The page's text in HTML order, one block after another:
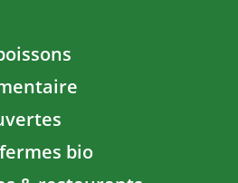
bio